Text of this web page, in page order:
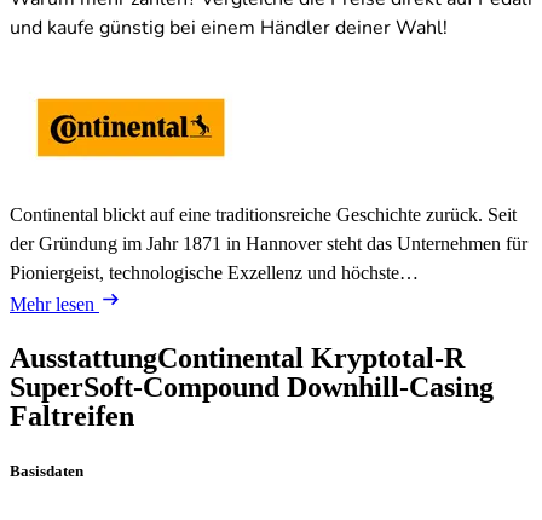
und kaufe günstig bei einem Händler deiner Wahl!
Continental blickt auf eine traditionsreiche Geschichte zurück. Seit
der Gründung im Jahr 1871 in Hannover steht das Unternehmen für
Pioniergeist, technologische Exzellenz und höchste…
Mehr lesen
AusstattungContinental Kryptotal-R
SuperSoft-Compound Downhill-Casing
Faltreifen
Basisdaten